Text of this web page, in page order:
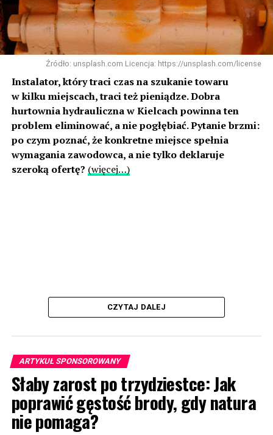
Źródło: unsplash.com Licencja: https://unsplash.com/license
Instalator, który traci czas na szukanie towaru
w kilku miejscach, traci też pieniądze. Dobra
hurtownia hydrauliczna w Kielcach powinna ten
problem eliminować, a nie pogłębiać. Pytanie brzmi:
po czym poznać, że konkretne miejsce spełnia
wymagania zawodowca, a nie tylko deklaruje
szeroką ofertę? (więcej…)
CZYTAJ DALEJ
ARTYKUŁ SPONSOROWANY
Słaby zarost po trzydziestce: Jak
poprawić gęstość brody, gdy natura
nie pomaga?